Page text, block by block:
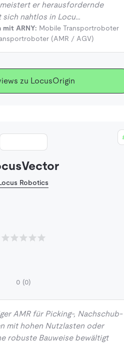
er herausfordernde
sich nahtlos in Locu…
mit ARNY: Mobile Transportroboter
(AMR / AGV)
zu LocusOrigin
Robotics
0 (0)
AMR für Picking-, Nachschub-
mit hohen Nutzlasten oder
robuste Bauweise bewältigt